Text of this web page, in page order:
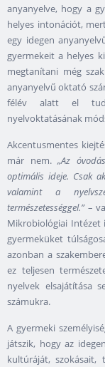
anyanyelve, hogy a
helyes intonációt,
egy idegen
gyermekeit a helyes
megtanítani még
anyanyelvű oktató
félév alatt el
nyelvoktatásának
Akcentusmentes
már nem.„Az
optimális ideje. Csak
valamint a
természetességgel.”–
Mikrobiológiai Intézet
gyermeküket
azonban a
ez teljesen
nyelvek elsajátítása
számukra.
A gyermeki
játszik, hogy az
kultúráját, szokásait,